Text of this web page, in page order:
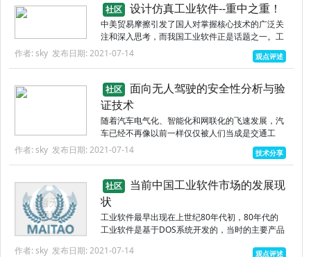
社区 设计仿真工业软件--重中之重！
中美贸易摩擦引发了国人对掌握核心技术的广泛关
注和深入思考，而我国工业软件正是话题之一。工
业软件体系复杂、门类众多、涉及面广，面临的瓶
颈、短板多，如资金困境、技术困境、市场困境、
作者: sky 发布日期: 2021-07-14 观点评述
社区
面向无人驾驶的安全性分析与验
证技术
随着汽车电气化、智能化和网联化的飞速发展，汽
车已经不再像以前一样仅仅被人们当成是交通工
具，如今汽车正慢慢走进人们的生活，成为生活的
一部分。通过自动驾驶替代人的驾驶工作，能有效
作者: sky 发布日期: 2021-07-14 技术分享
社区
当前中国工业软件市场的发展现
状
工业软件最早出现在上世纪80年代初，80年代的
工业软件是基于DOS系统开发的，当时的主要产品
作者: sky 发布日期: 2021-07-14 观点评述